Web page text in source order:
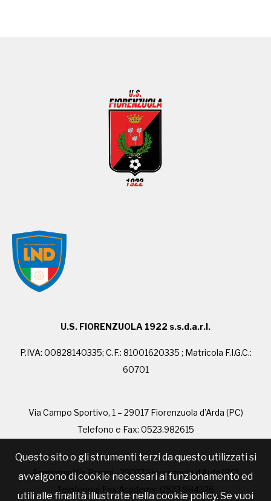
U.S. FIORENZUOLA 1922 s.s.d.a.r.l.
P.IVA: 00828140335; C.F.: 81001620335 ; Matricola F.I.G.C.:
60701
Via Campo Sportivo, 1 – 29017 Fiorenzuola d’Arda (PC)
Telefono e Fax: 0523.982615
Academy: Via Barani - 29017 Fiorenzuola d'Arda (PC)
Telefono e Fax Academy: 0523.984326
Questo sito o gli strumenti terzi da questo utilizzati si
avvalgono di cookie necessari al funzionamento ed
utili alle finalità illustrate nella cookie policy. Se vuoi